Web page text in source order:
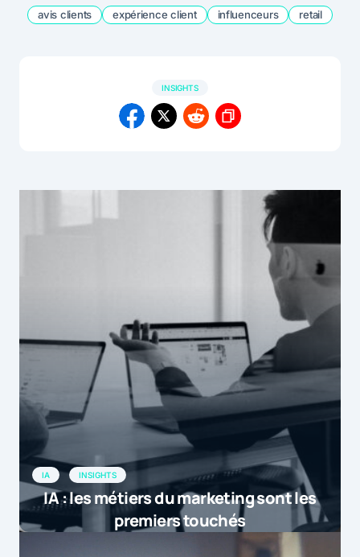
avis clients expérience client influenceurs retail
INSIGHTS
IA INSIGHTS
IA : les métiers du marketing sont les
premiers touchés